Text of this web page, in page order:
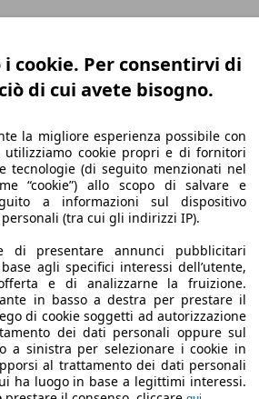
cookie. Per consentirvi di
di cui avete bisogno.
la migliore esperienza possibile con
utilizziamo cookie propri e di fornitori
tecnologie (di seguito menzionati nel
“cookie”) allo scopo di salvare e
a informazioni sul dispositivo
(tra cui gli indirizzi IP).
di presentare annunci pubblicitari
agli specifici interessi dell’utente,
e di analizzarne la fruizione.
in basso a destra per prestare il
di cookie soggetti ad autorizzazione
dei dati personali oppure sul
a sinistra per selezionare i cookie in
al trattamento dei dati personali
ha luogo in base a legittimi interessi.